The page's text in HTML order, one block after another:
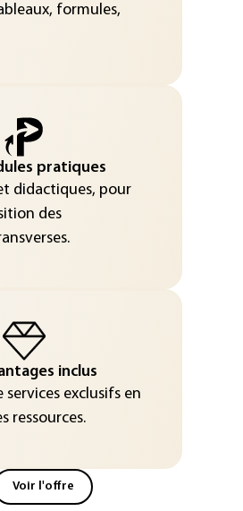
formules,
pratiques
didactiques, pour
des
inclus
services exclusifs en
ressources.
Voir l'offre